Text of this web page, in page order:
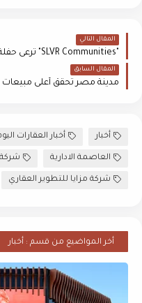
المقال التالي
المقال السابق
أخبار أخبار العقارات
العاصمة الادارية شركة
شركة مزايا للتطوير العقاري
أخر المواضيع من قسم : أخبار